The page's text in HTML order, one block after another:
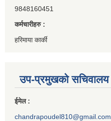
9848160451
कर्मचारीहरु :
हरिमाया कार्की
उप-प्रमुखको सचिवालय
ईमेल :
chandrapoudel810@gmail.com